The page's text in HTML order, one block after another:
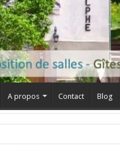
A propos Contact Blog